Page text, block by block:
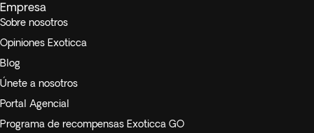
Empresa
Sobre nosotros
Opiniones Exoticca
Blog
Únete a nosotros
Portal Agencial
Programa de recompensas Exoticca GO